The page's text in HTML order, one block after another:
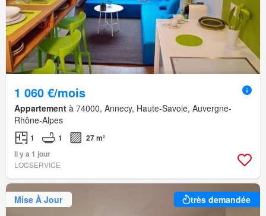
1 060 €/mois
Appartement à 74000, Annecy, Haute-Savoie, Auvergne-
Rhône-Alpes
1 1
27 m²
Il y a 1 jour
LOCSERVICE
Mise À Jour très demandée